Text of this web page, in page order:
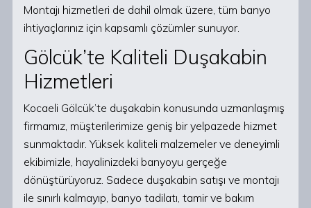
Montajı hizmetleri de dahil olmak üzere, tüm banyo
ihtiyaçlarınız için kapsamlı çözümler sunuyor.
Gölcük’te Kaliteli Duşakabin
Hizmetleri
Kocaeli Gölcük’te duşakabin konusunda uzmanlaşmış
firmamız, müşterilerimize geniş bir yelpazede hizmet
sunmaktadır. Yüksek kaliteli malzemeler ve deneyimli
ekibimizle, hayalinizdeki banyoyu gerçeğe
dönüştürüyoruz. Sadece duşakabin satışı ve montajı
ile sınırlı kalmayıp, banyo tadilatı, tamir ve bakım